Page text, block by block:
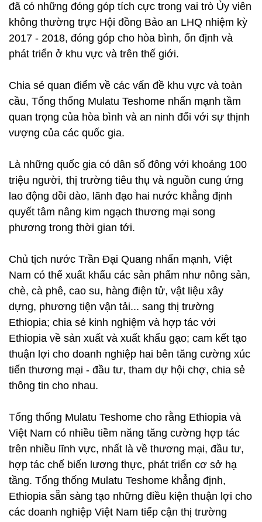
đã có những đóng góp tích cực trong vai trò Ủy viên
không thường trực Hội đồng Bảo an LHQ nhiệm kỳ
2017 - 2018, đóng góp cho hòa bình, ổn định và
phát triển ở khu vực và trên thế giới.
Chia sẻ quan điểm về các vấn đề khu vực và toàn
cầu, Tổng thống Mulatu Teshome nhấn mạnh tầm
quan trọng của hòa bình và an ninh đối với sự thịnh
vượng của các quốc gia.
Là những quốc gia có dân số đông với khoảng 100
triệu người, thị trường tiêu thụ và nguồn cung ứng
lao động dồi dào, lãnh đạo hai nước khẳng định
quyết tâm nâng kim ngạch thương mại song
phương trong thời gian tới.
Chủ tịch nước Trần Đại Quang nhấn mạnh, Việt
Nam có thể xuất khẩu các sản phẩm như nông sản,
chè, cà phê, cao su, hàng điện tử, vật liệu xây
dựng, phương tiện vận tải... sang thị trường
Ethiopia; chia sẻ kinh nghiệm và hợp tác với
Ethiopia về sản xuất và xuất khẩu gạo; cam kết tạo
thuận lợi cho doanh nghiệp hai bên tăng cường xúc
tiến thương mại - đầu tư, tham dự hội chợ, chia sẻ
thông tin cho nhau.
Tổng thống Mulatu Teshome cho rằng Ethiopia và
Việt Nam có nhiều tiềm năng tăng cường hợp tác
trên nhiều lĩnh vực, nhất là về thương mại, đầu tư,
hợp tác chế biến lương thực, phát triển cơ sở hạ
tầng. Tổng thống Mulatu Teshome khẳng định,
Ethiopia sẵn sàng tạo những điều kiện thuận lợi cho
các doanh nghiệp Việt Nam tiếp cận thị trường